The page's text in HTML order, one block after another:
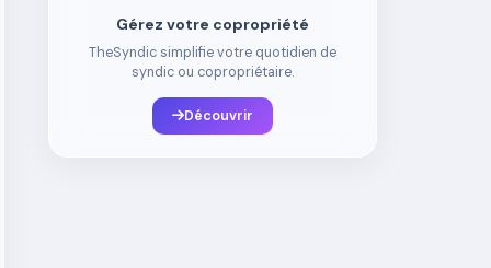
Gérez votre copropriété
TheSyndic simplifie votre quotidien de
syndic ou copropriétaire.
Découvrir